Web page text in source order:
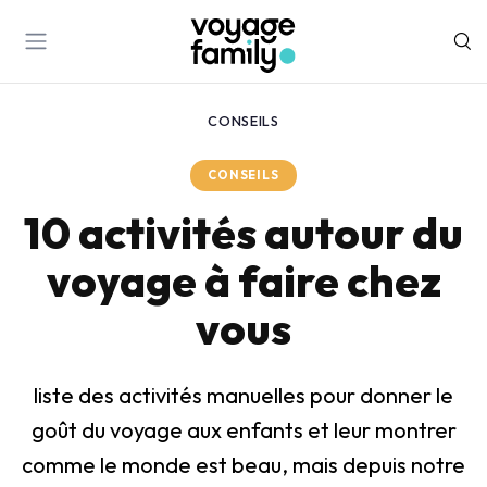
CONSEILS
CONSEILS
10 activités autour du
voyage à faire chez
vous
liste des activités manuelles pour donner le
goût du voyage aux enfants et leur montrer
comme le monde est beau, mais depuis notre